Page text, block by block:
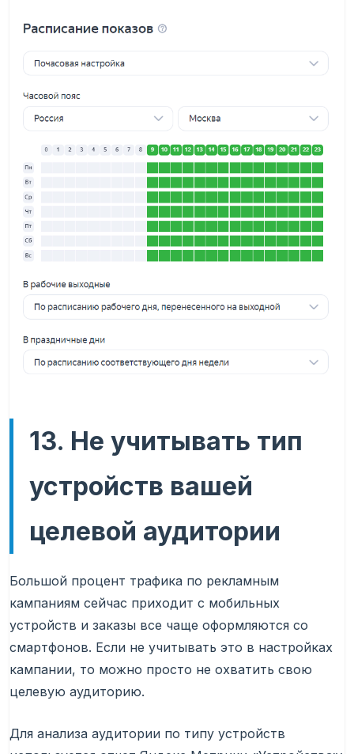
13. Не учитывать тип
устройств вашей
целевой аудитории
Большой процент трафика по рекламным
кампаниям сейчас приходит с мобильных
устройств и заказы все чаще оформляются со
смартфонов. Если не учитывать это в настройках
кампании, то можно просто не охватить свою
целевую аудиторию.
Для анализа аудитории по типу устройств